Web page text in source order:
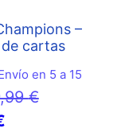
–
cartas
en 5 a 15
€El
El